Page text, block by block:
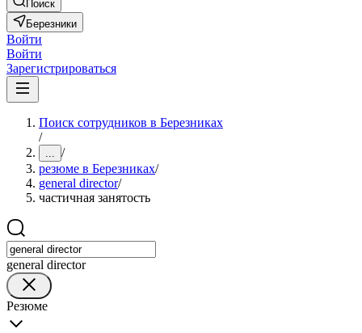
Поиск
Березники
Войти
Войти
Зарегистрироваться
Поиск сотрудников в Березниках
/
... /
резюме в Березниках/
general director/
частичная занятость
general director
Резюме